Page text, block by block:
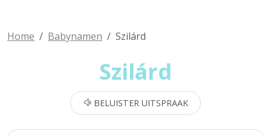
Home Babynamen Szilárd
Szilárd
BELUISTER UITSPRAAK